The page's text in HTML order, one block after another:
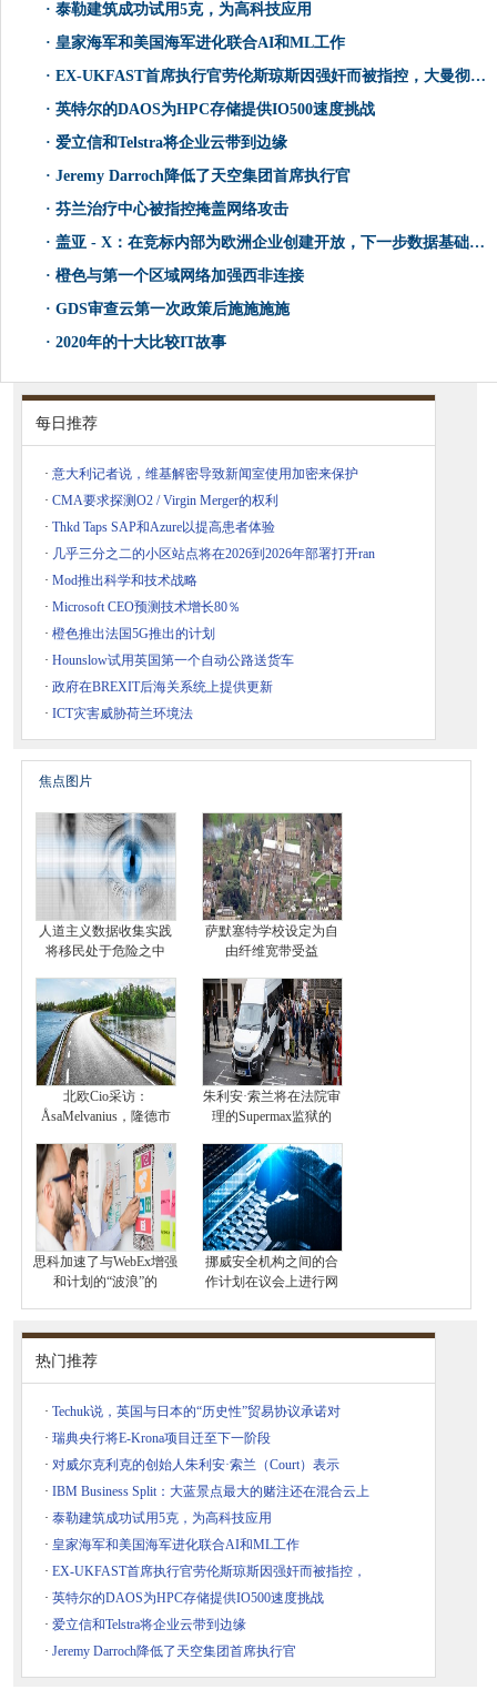
· 泰勒建筑成功试用5克，为高科技应用
· 皇家海军和美国海军进化联合AI和ML工作
· EX-UKFAST首席执行官劳伦斯琼斯因强奸而被指控，大曼彻斯特警方确认
· 英特尔的DAOS为HPC存储提供IO500速度挑战
· 爱立信和Telstra将企业云带到边缘
· Jeremy Darroch降低了天空集团首席执行官
· 芬兰治疗中心被指控掩盖网络攻击
· 盖亚 - X：在竞标内部为欧洲企业创建开放，下一步数据基础设施
· 橙色与第一个区域网络加强西非连接
· GDS审查云第一次政策后施施施施
· 2020年的十大比较IT故事
每日推荐
· 意大利记者说，维基解密导致新闻室使用加密来保护
· CMA要求探测O2 / Virgin Merger的权利
· Thkd Taps SAP和Azure以提高患者体验
· 几乎三分之二的小区站点将在2026到2026年部署打开ran
· Mod推出科学和技术战略
· Microsoft CEO预测技术增长80％
· 橙色推出法国5G推出的计划
· Hounslow试用英国第一个自动公路送货车
· 政府在BREXIT后海关系统上提供更新
· ICT灾害威胁荷兰环境法
焦点图片
人道主义数据收集实践
将移民处于危险之中
萨默塞特学校设定为自
由纤维宽带受益
北欧Cio采访：
ÅsaMelvanius，隆德市
朱利安·索兰将在法院审
理的Supermax监狱的
思科加速了与WebEx增强
和计划的“波浪”的
挪威安全机构之间的合
作计划在议会上进行网
热门推荐
· Techuk说，英国与日本的“历史性”贸易协议承诺对
· 瑞典央行将E-Krona项目迁至下一阶段
· 对威尔克利克的创始人朱利安·索兰（Court）表示
· IBM Business Split：大蓝景点最大的赌注还在混合云上
· 泰勒建筑成功试用5克，为高科技应用
· 皇家海军和美国海军进化联合AI和ML工作
· EX-UKFAST首席执行官劳伦斯琼斯因强奸而被指控，
· 英特尔的DAOS为HPC存储提供IO500速度挑战
· 爱立信和Telstra将企业云带到边缘
· Jeremy Darroch降低了天空集团首席执行官